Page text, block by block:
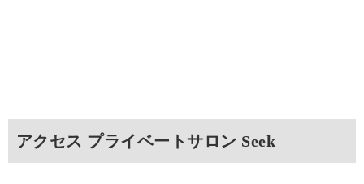
アクセス プライベートサロン Seek